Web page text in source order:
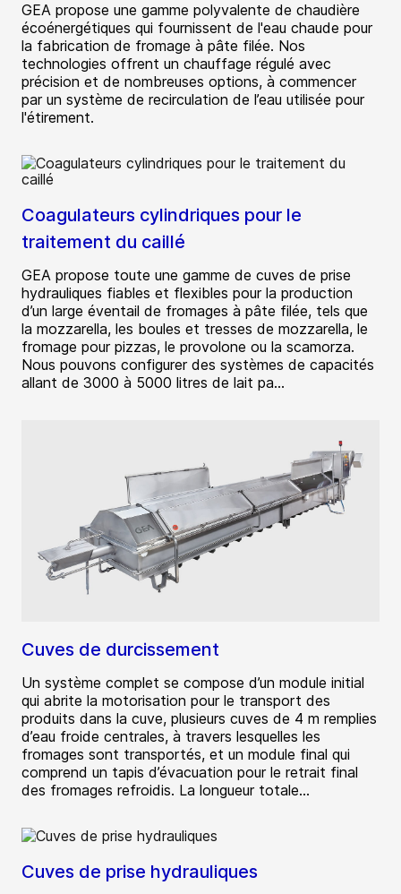
GEA propose une gamme polyvalente de chaudière
écoénergétiques qui fournissent de l'eau chaude pour
la fabrication de fromage à pâte filée. Nos
technologies offrent un chauffage régulé avec
précision et de nombreuses options, à commencer
par un système de recirculation de l’eau utilisée pour
l'étirement.
Coagulateurs cylindriques pour le
traitement du caillé
GEA propose toute une gamme de cuves de prise
hydrauliques fiables et flexibles pour la production
d’un large éventail de fromages à pâte filée, tels que
la mozzarella, les boules et tresses de mozzarella, le
fromage pour pizzas, le provolone ou la scamorza.
Nous pouvons configurer des systèmes de capacités
allant de 3000 à 5000 litres de lait pa...
Cuves de durcissement
Un système complet se compose d’un module initial
qui abrite la motorisation pour le transport des
produits dans la cuve, plusieurs cuves de 4 m remplies
d’eau froide centrales, à travers lesquelles les
fromages sont transportés, et un module final qui
comprend un tapis d’évacuation pour le retrait final
des fromages refroidis. La longueur totale...
Cuves de prise hydrauliques